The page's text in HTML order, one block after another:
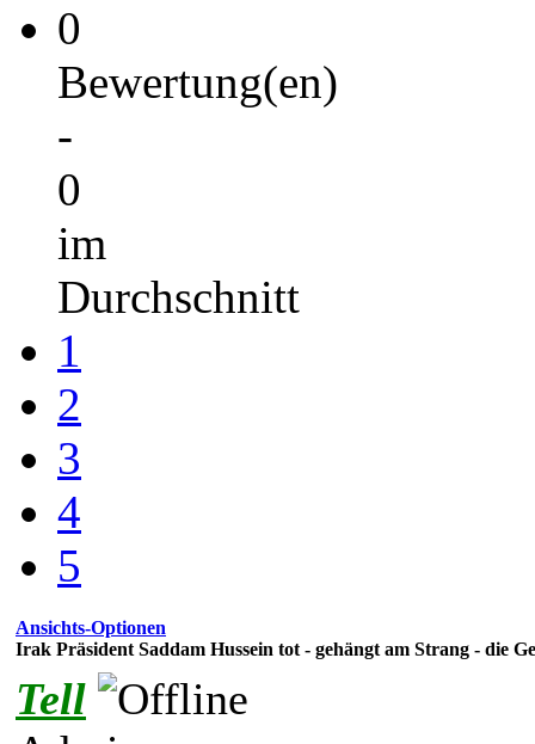
0
Bewertung(en)
-
0
im
Durchschnitt
1
2
3
4
5
Ansichts-Optionen
Irak Präsident Saddam Hussein tot - gehängt am Strang - die
Tell